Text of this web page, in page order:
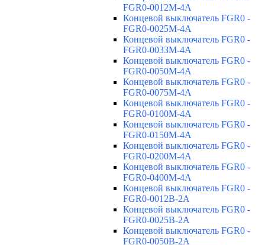
FGR0-0012M-4A
Концевой выключатель FGR0 -
FGR0-0025M-4A
Концевой выключатель FGR0 -
FGR0-0033M-4A
Концевой выключатель FGR0 -
FGR0-0050M-4A
Концевой выключатель FGR0 -
FGR0-0075M-4A
Концевой выключатель FGR0 -
FGR0-0100M-4A
Концевой выключатель FGR0 -
FGR0-0150M-4A
Концевой выключатель FGR0 -
FGR0-0200M-4A
Концевой выключатель FGR0 -
FGR0-0400M-4A
Концевой выключатель FGR0 -
FGR0-0012B-2A
Концевой выключатель FGR0 -
FGR0-0025B-2A
Концевой выключатель FGR0 -
FGR0-0050B-2A